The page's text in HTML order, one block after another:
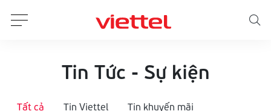
Tin Tức - Sự kiện
Tất cả Tin Viettel Tin khuyến mãi